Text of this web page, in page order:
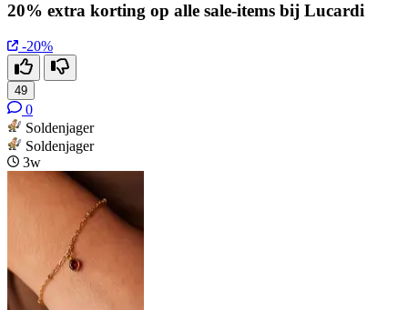
20% extra korting op alle sale-items bij Lucardi
-20%
49
0
Soldenjager
Soldenjager
3w